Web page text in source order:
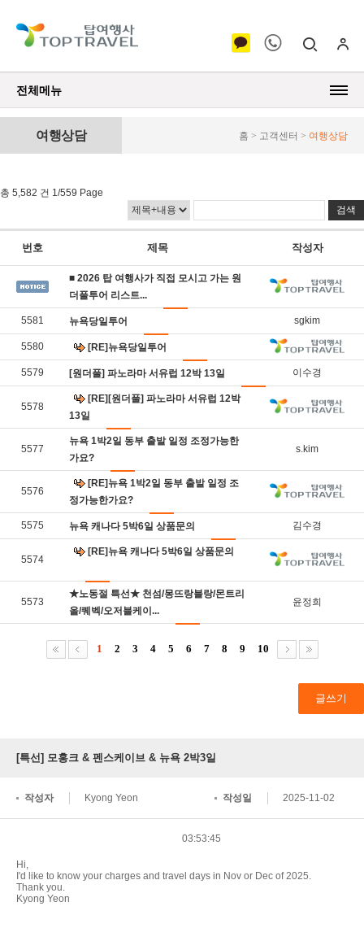
전체메뉴
홈 > 고객센터 > 여행상담
여행상담
총 5,582 건 1/559 Page
번호 제목 작성자
■ 2026 탑 여행사가 직접 모시고 가는 원
더풀투어 리스트​​...
5581 뉴욕당일투어 sgkim
5580 [RE]뉴욕당일투어
5579 [원더풀] 파노라마 서유럽 12박 13일 이수경
5578
[RE][원더풀] 파노라마 서유럽 12박
13일
5577
뉴욕 1박2일 동부 출발 일정 조정가능한
가요?
s.kim
5576
[RE]뉴욕 1박2일 동부 출발 일정 조
정가능한가요?
5575 뉴욕 캐나다 5박6일 상품문의 김수경
5574
[RE]뉴욕 캐나다 5박6일 상품문의
5573
★노동절 특선★ 천섬/몽뜨랑블랑/몬트리
올/퀘벡/오저블케이...
윤정희
1 2 3 4 5 6 7 8 9 10
글쓰기
[특선] 모홍크 & 펜스케이브 & 뉴욕 2박3일
작성자 Kyong Yeon 작성일 2025-11-02
03:53:45
Hi,
I'd like to know your charges and travel days in Nov or Dec of 2025.
Thank you.
Kyong Yeon